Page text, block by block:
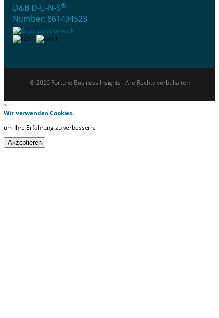
D&B D-U-N-S®
Number: 861494523
© 2026 Fortune Business Insights . Alle Rechte vorbehalten
×
Wir verwenden Cookies.
um Ihre Erfahrung zu verbessern.
Akzeptieren